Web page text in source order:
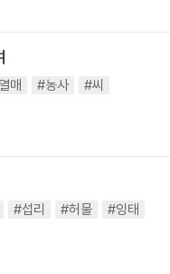
매 #농사
#씨
#섭리 #허물
#잉태